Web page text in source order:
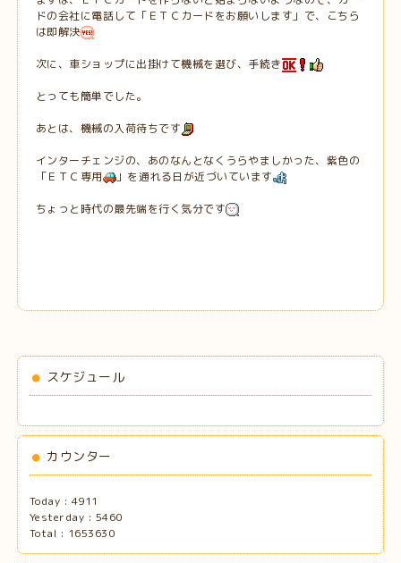
ドの会社に電話して「ＥＴＣカードをお願いします」で、こちら
は即解決
次に、車ショップに出掛けて機械を選び、手続き
とっても簡単でした。
あとは、機械の入荷待ちです
インターチェンジの、あのなんとなくうらやましかった、紫色の
「ＥＴＣ専用
」を通れる日が近づいています
ちょっと時代の最先端を行く気分です
スケジュール
カウンター
Today : 4911
Yesterday : 5460
Total : 1653630